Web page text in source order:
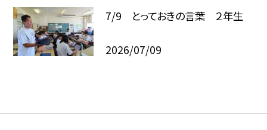
7/9 とっておきの言葉 ２年生
2026/07/09